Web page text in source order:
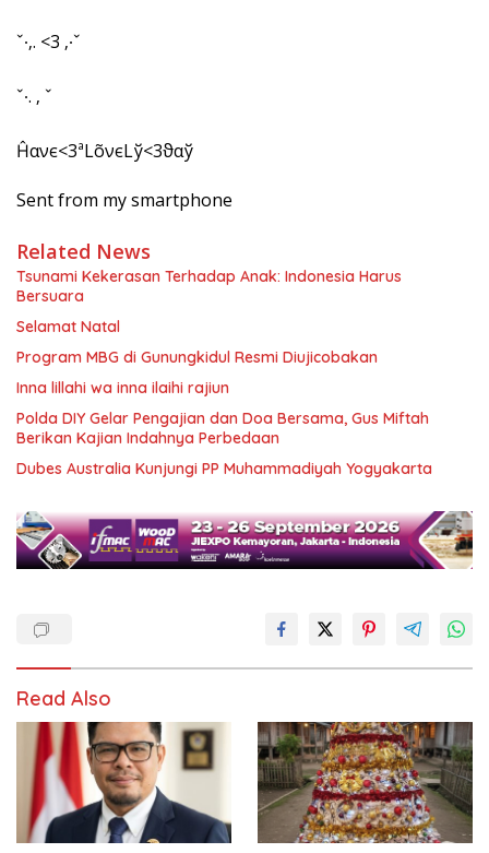
ˇ∙‚. <3 ‚∙ˇ
ˇ∙. ‚ ˇ
Ĥανє<3ªLõνєLў<3ϑαў
Sent from my smartphone
Related News
Tsunami Kekerasan Terhadap Anak: Indonesia Harus
Bersuara
Selamat Natal
Program MBG di Gunungkidul Resmi Diujicobakan
Inna lillahi wa inna ilaihi rajiun
Polda DIY Gelar Pengajian dan Doa Bersama, Gus Miftah
Berikan Kajian Indahnya Perbedaan
Dubes Australia Kunjungi PP Muhammadiyah Yogyakarta
Read Also